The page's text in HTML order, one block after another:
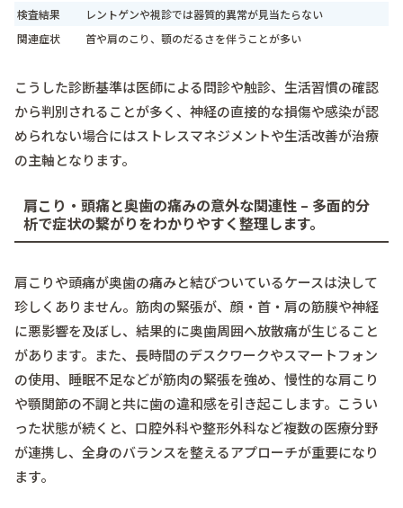
検査結果
レントゲンや視診では器質的異常が見当たらない
関連症状
首や肩のこり、顎のだるさを伴うことが多い
こうした診断基準は医師による問診や触診、生活習慣の確認
から判別されることが多く、神経の直接的な損傷や感染が認
められない場合にはストレスマネジメントや生活改善が治療
の主軸となります。
肩こり・頭痛と奥歯の痛みの意外な関連性 – 多面的分
析で症状の繋がりをわかりやすく整理します。
肩こりや頭痛が奥歯の痛みと結びついているケースは決して
珍しくありません。筋肉の緊張が、顔・首・肩の筋膜や神経
に悪影響を及ぼし、結果的に奥歯周囲へ放散痛が生じること
があります。また、長時間のデスクワークやスマートフォン
の使用、睡眠不足などが筋肉の緊張を強め、慢性的な肩こり
や顎関節の不調と共に歯の違和感を引き起こします。こうい
った状態が続くと、口腔外科や整形外科など複数の医療分野
が連携し、全身のバランスを整えるアプローチが重要になり
ます。